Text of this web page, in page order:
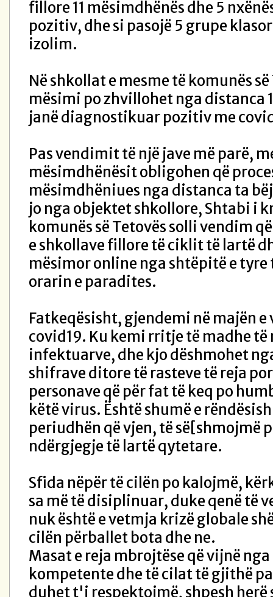
fillore 11 mësimdhënës dhe 5
pozitiv, dhe si pasojë 5 grupe
izolim.
Në shkollat e mesme të komunës
mësimi po zhvillohet nga distanca
janë diagnostikuar pozitiv me
Pas vendimit të një jave më parë,
mësimdhënësit obligohen që
mësimdhëniues nga distanca ta
jo nga objektet shkollore, Shtabi i
komunës së Tetovës solli vendim
e shkollave fillore të ciklit të lartë
mësimor online nga shtëpitë e tyre
orarin e paradites.
Fatkeqësisht, gjendemi në majën e
covid19. Ku kemi rritje të madhe
infektuarve, dhe kjo dëshmohet
shifrave ditore të rasteve të reja
personave që për fat të keq po
këtë virus. Është shumë e
periudhën që vjen, të së[shmojmë
ndërgjegje të lartë qytetare.
Sfida nëpër të cilën po kalojmë,
sa më të disiplinuar, duke qenë të
nuk është e vetmja krizë globale
cilën përballet bota dhe ne.
Masat e reja mbrojtëse që vijnë
kompetente dhe të cilat të gjithë
duhet t'i respektojmë, shpesh herë